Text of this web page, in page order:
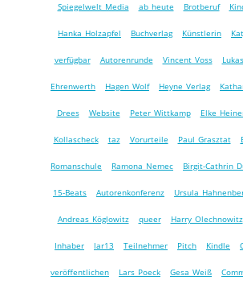
Spiegelwelt Media ab heute Brotberuf
Hanka Holzapfel Buchverlag Künstlerin
verfügbar Autorenrunde Vincent Voss
Ehrenwerth Hagen Wolf Heyne Verlag
Drees Website Peter Wittkamp Elke
Kollascheck taz Vorurteile Paul Grasztat
Romanschule Ramona Nemec Birgit-Cathrin
15-Beats Autorenkonferenz Ursula
Andreas Köglowitz queer Harry Olechnowitz
Inhaber lar13 Teilnehmer Pitch Kindle
veröffentlichen Lars Poeck Gesa Weiß